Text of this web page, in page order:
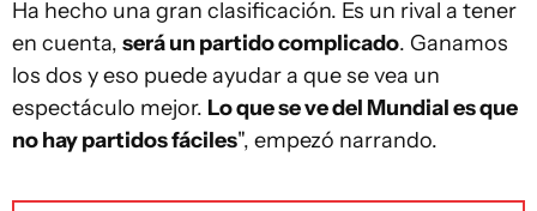
Ha hecho una gran clasificación. Es un rival a tener
en cuenta, será un partido complicado. Ganamos
los dos y eso puede ayudar a que se vea un
espectáculo mejor. Lo que se ve del Mundial es que
no hay partidos fáciles", empezó narrando.